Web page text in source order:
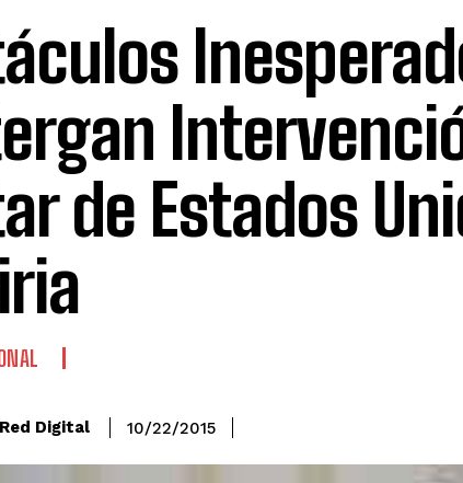
de Estados
Red Digital 10/22/2015